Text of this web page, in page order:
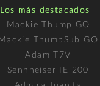
Los más destacados
Mackie Thump GO
Mackie ThumpSub GO
Adam T7V
Sennheiser IE 200